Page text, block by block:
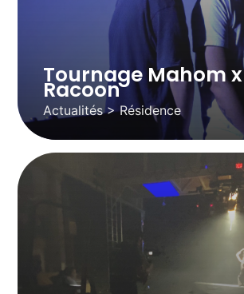
Tournage Mahom x
Racoon
Actualités > Résidence